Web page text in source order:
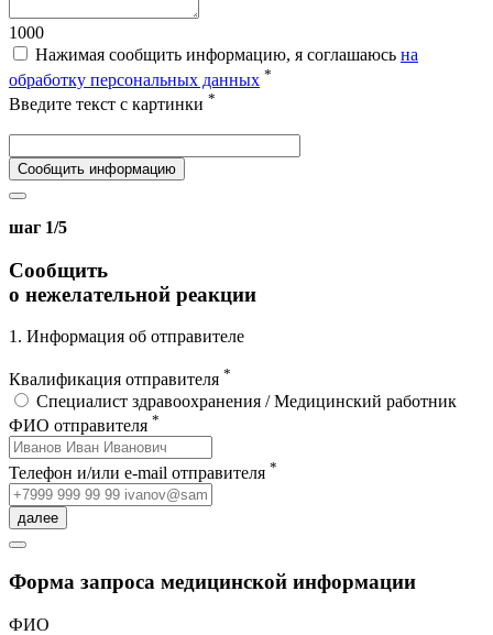
1000
Нажимая сообщить информацию, я соглашаюсь на
обработку персональных данных *
Введите текст с картинки *
Сообщить информацию
шаг 1/5
Сообщить
о нежелательной реакции
1. Информация об отправителе
Квалификация отправителя *
Специалист здравоохранения / Медицинский работник
ФИО отправителя *
Телефон и/или e-mail отправителя *
далее
Форма запроса медицинской информации
ФИО